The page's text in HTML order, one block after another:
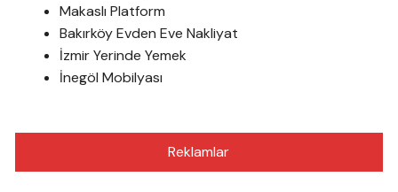
Makaslı Platform
Bakırköy Evden Eve Nakliyat
İzmir Yerinde Yemek
İnegöl Mobilyası
Reklamlar